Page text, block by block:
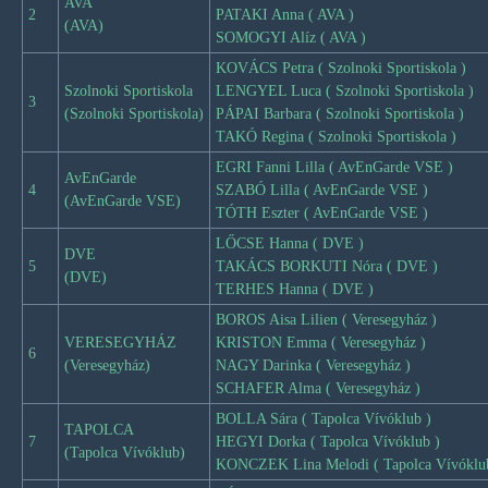
2
(AVA)
PATAKI Anna ( AVA )
SOMOGYI Alíz ( AVA )
3
Szolnoki Sportiskola
(Szolnoki Sportiskola)
KOVÁCS Petra ( Szolnoki Sportiskola )
LENGYEL Luca ( Szolnoki Sportiskola )
PÁPAI Barbara ( Szolnoki Sportiskola )
TAKÓ Regina ( Szolnoki Sportiskola )
4
AvEnGarde
(AvEnGarde VSE)
EGRI Fanni Lilla ( AvEnGarde VSE )
SZABÓ Lilla ( AvEnGarde VSE )
TÓTH Eszter ( AvEnGarde VSE )
5
DVE
(DVE)
LŐCSE Hanna ( DVE )
TAKÁCS BORKUTI Nóra ( DVE )
TERHES Hanna ( DVE )
6
VERESEGYHÁZ
(Veresegyház)
BOROS Aisa Lilien ( Veresegyház )
KRISTON Emma ( Veresegyház )
NAGY Darinka ( Veresegyház )
SCHAFER Alma ( Veresegyház )
7
TAPOLCA
(Tapolca Vívóklub)
BOLLA Sára ( Tapolca Vívóklub )
HEGYI Dorka ( Tapolca Vívóklub )
KONCZEK Lina Melodi ( Tapolca